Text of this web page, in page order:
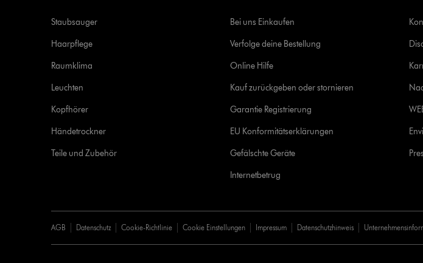
Staubsauger
Haarpflege
Raumklima
Leuchten
Kopfhörer
Händetrockner
Teile und Zubehör
Bei uns Einkaufen
Verfolge deine Bestellung
Online Hilfe
Kauf zurückgeben oder stornieren
Garantie Registrierung
EU Konformitätserklärungen
Gefälschte Geräte
Internetbetrug
AGB Datenschutz Cookie-Richtlinie Cookie Einstellungen Impressum Datenschutzhinweis